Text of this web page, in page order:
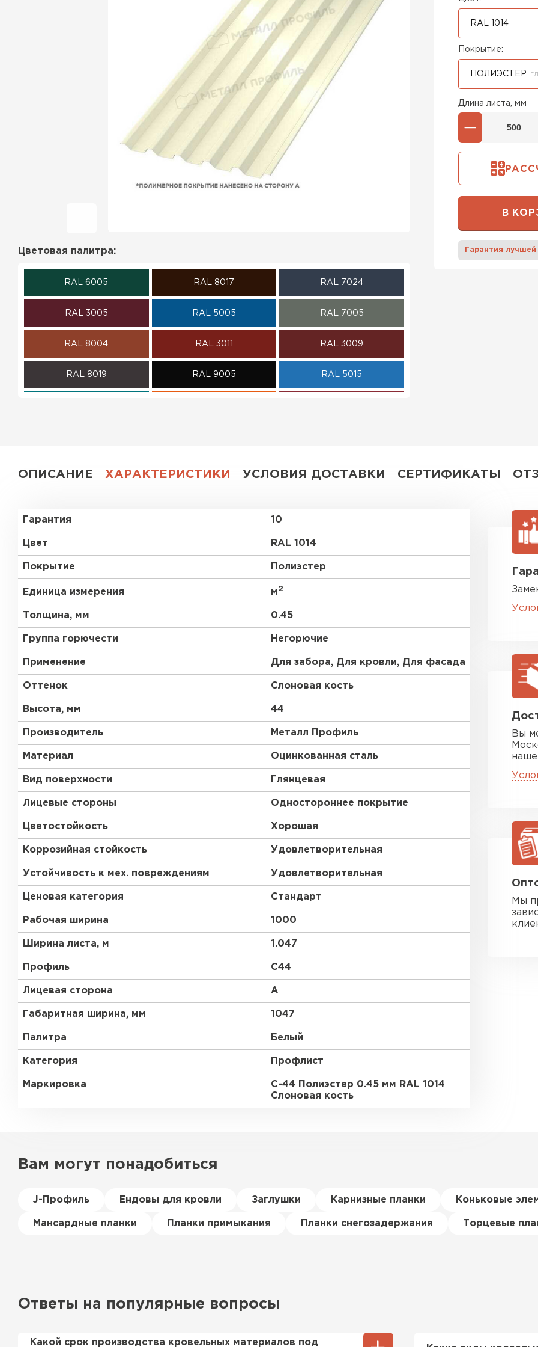
Фальцевая кровля
Ондулин
Гибкая черепица
Водосточная система
Рулонная кровля
Керамическая
Цветовая палитра:
RAL 6005 RAL 8017 RAL 7024
RAL 3005 RAL 5005 RAL 7005
RAL 8004 RAL 3011 RAL 3009
RAL 8019 RAL 9005 RAL 5015
RR 11
RR 750
RAL 1014
Покрытие:
ПОЛИЭСТЕР
Длина листа, мм
В
Гарантия лучшей
ОПИСАНИЕ ХАРАКТЕРИСТИКИ УСЛОВИЯ ДОСТАВКИ СЕРТИФИКАТЫ
Гарантия 10
Цвет RAL 1014
Покрытие Полиэстер
Единица измерения м2
Толщина, мм 0.45
Группа горючести Негорючие
Применение Для забора, Для кровли, Для фасада
Оттенок Слоновая кость
Высота, мм 44
Производитель Металл Профиль
Материал Оцинкованная сталь
Вид поверхности Глянцевая
Лицевые стороны Одностороннее покрытие
Цветостойкость Хорошая
Коррозийная стойкость Удовлетворительная
Устойчивость к мех. повреждениям Удовлетворительная
Ценовая категория Стандарт
Рабочая ширина 1000
Ширина листа, м 1.047
Профиль C44
Лицевая сторона A
Габаритная ширина, мм 1047
Палитра Белый
Категория Профлист
Маркировка
С-44 Полиэстер 0.45 мм RAL 1014
Слоновая кость
Вы
Мы
Вам могут понадобиться
J-Профиль Ендовы для кровли Заглушки Карнизные планки Коньковые
Мансардные планки Планки примыкания Планки снегозадержания Торцевые
Ответы на популярные вопросы
Какой срок производства кровельных материалов под
Профилированный лист
ПЕРЕЙТИ
Цементно-
ПЕРЕЙТИ